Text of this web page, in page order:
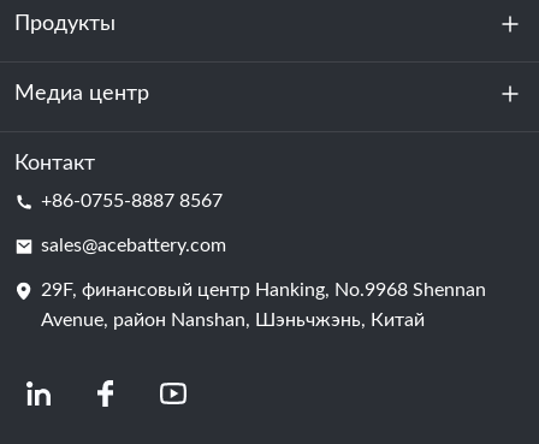
О нас
устойчивость
Продукты
Хранение энергии
Центр обработки данных и серверная комната
Батарейная ячейка
Медиа центр
Новости
Контакт
+86-0755-8887 8567
sales@acebattery.com
29F, финансовый центр Hanking, No.9968 Shennan
Avenue, район Nanshan, Шэньчжэнь, Китай